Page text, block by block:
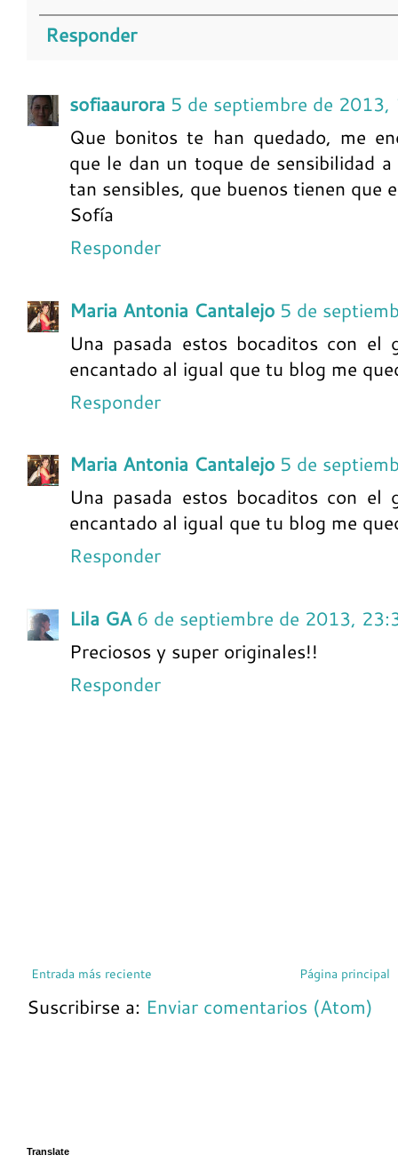
Responder
sofiaaurora 5 de septiembre de 2013,
Que bonitos te han quedado, me
que le dan un toque de sensibilidad
tan sensibles, que buenos tienen que
Sofía
Responder
Maria Antonia Cantalejo 5 de
Una pasada estos bocaditos con el
encantado al igual que tu blog me
Responder
Maria Antonia Cantalejo 5 de
Una pasada estos bocaditos con el
encantado al igual que tu blog me
Responder
Lila GA 6 de septiembre de 2013,
Preciosos y super originales!!
Responder
Entrada más reciente Página principal
Suscribirse a: Enviar comentarios (Atom)
Translate